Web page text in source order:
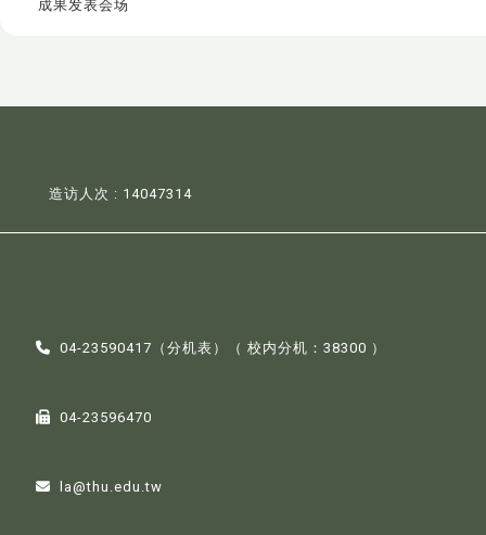
成果发表会场
造访人次 : 14047314
04-23590417（分机表 ）（ 校内分机：38300 ）
04-23596470
la@thu.edu.tw